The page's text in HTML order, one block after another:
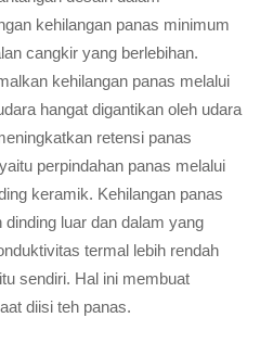
kehilangan panas minimum
cangkir yang berlebihan.
kehilangan panas melalui
hangat digantikan oleh udara
retensi panas
perpindahan panas melalui
keramik. Kehilangan panas
luar dan dalam yang
termal lebih rendah
sendiri. Hal ini membuat
diisi teh panas.